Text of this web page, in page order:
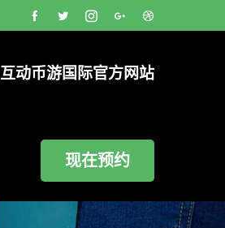
互动币游国际官方网站
现在预约